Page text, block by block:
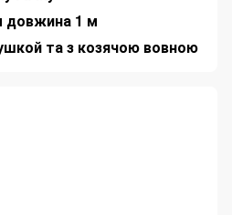
довжина 1 м
та з козячою вовною